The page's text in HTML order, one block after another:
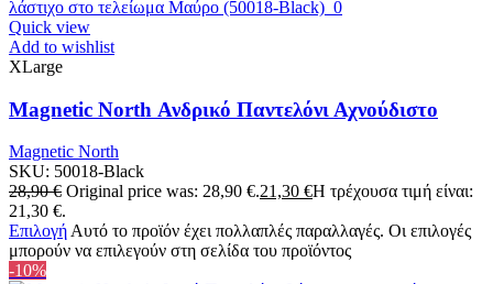
Quick view
Add to wishlist
XLarge
Magnetic North Ανδρικό Παντελόνι Αχνούδιστο
Magnetic North
SKU: 50018-Black
28,90€ Original price was: 28,90 €.21,30 €Η τρέχουσα τιμή είναι:
21,30 €.
Επιλογή Αυτό το προϊόν έχει πολλαπλές παραλλαγές. Οι επιλογές
μπορούν να επιλεγούν στη σελίδα του προϊόντος
-10%